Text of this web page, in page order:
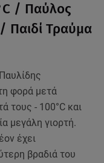
/ Παύλος
Παιδί Τραύμα
φορά μετά
τους - 100°C και
μεγάλη γιορτή.
έχει
βραδιά του